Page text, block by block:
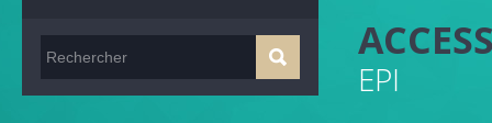
EPI